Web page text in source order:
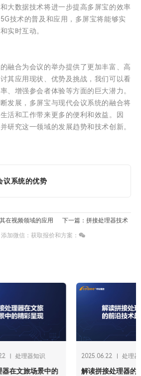
大数据技术将进一步提高多屏宝的效率
技术的普及和应用，多屏宝将能够实
实时互动。
融合为会议的举办提供了更加丰富、高
其应用现状、优势及挑战，我们可以看
、增强参会者体验等方面的巨大潜力。
发展，多屏宝与现代会议系统的融合将
活和工作带来更多的便利和效益。因
研究这一领域的发展趋势和技术创新。
议系统的优势
在视频领域的应用 下一篇：拼接处理器技术
加微信：获取报价和方案：
中的
2025.06.22 处理器知识
解读拼接处理器的前沿技术